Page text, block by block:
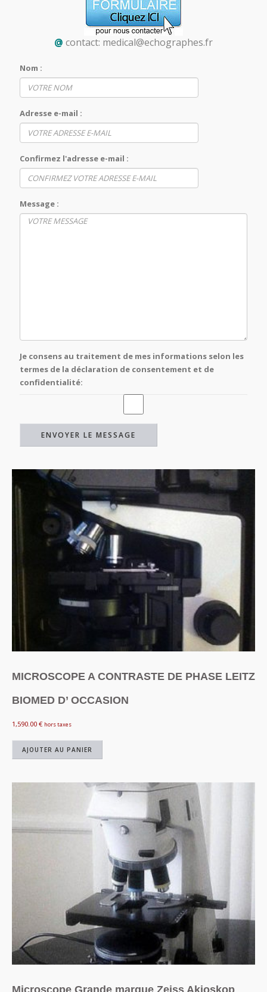
@ contact: medical@echographes.fr
Nom :
Adresse e-mail :
Confirmez l'adresse e-mail :
Message :
Je consens au traitement de mes informations selon les
termes de la déclaration de consentement et de
confidentialité:
MICROSCOPE A CONTRASTE DE PHASE LEITZ
BIOMED D’ OCCASION
1,590.00 € hors taxes
AJOUTER AU PANIER